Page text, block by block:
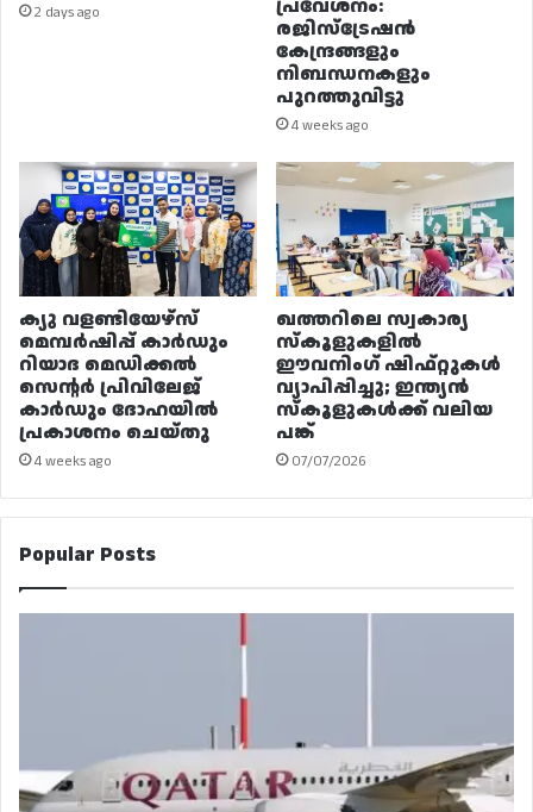
2 days ago
പ്രവേശനം:
രജിസ്ട്രേഷൻ
കേന്ദ്രങ്ങളും
നിബന്ധനകളും
പുറത്തുവിട്ടു
4 weeks ago
ക്യു വളണ്ടിയേഴ്‌സ്
മെമ്പർഷിപ്പ് കാർഡും
റിയാദ മെഡിക്കൽ
സെന്റർ പ്രിവിലേജ്
കാർഡും ദോഹയിൽ
പ്രകാശനം ചെയ്തു
4 weeks ago
ഖത്തറിലെ സ്വകാര്യ
സ്കൂളുകളിൽ
ഈവനിംഗ് ഷിഫ്റ്റുകൾ
വ്യാപിപ്പിച്ചു; ഇന്ത്യൻ
സ്കൂളുകൾക്ക് വലിയ
പങ്ക്
07/07/2026
Popular Posts